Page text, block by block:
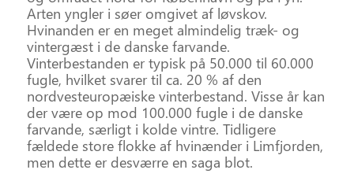
Arten yngler i søer omgivet af løvskov.
Hvinanden er en meget almindelig træk- og
vintergæst i de danske farvande.
Vinterbestanden er typisk på 50.000 til 60.000
fugle, hvilket svarer til ca. 20 % af den
nordvesteuropæiske vinterbestand. Visse år kan
der være op mod 100.000 fugle i de danske
farvande, særligt i kolde vintre. Tidligere
fældede store flokke af hvinænder i Limfjorden,
men dette er desværre en saga blot.